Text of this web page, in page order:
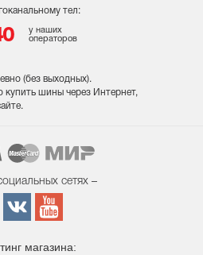
тел:
у наших
операторов
(без выходных).
купить шины через Интернет,
сетях –
магазина: